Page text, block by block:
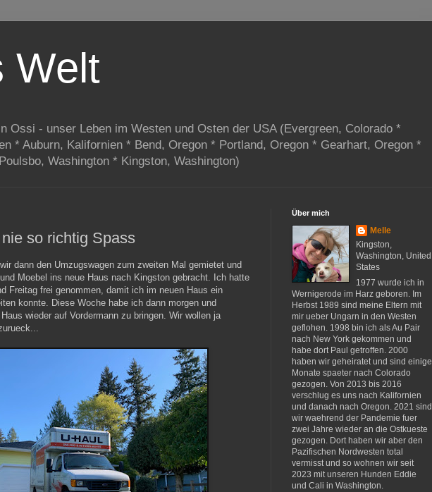
Welt
Ossi - unser Leben im Westen und Osten der USA (Evergreen, Colorado *
* Auburn, Kalifornien * Bend, Oregon * Portland, Oregon * Gearhart, Oregon *
Washington * Kingston, Washington)
so richtig Spass
dann den Umzugswagen zum zweiten Mal gemietet und
Moebel ins neue Haus nach Kingston gebracht. Ich hatte
Freitag frei genommen, damit ich im neuen Haus ein
konnte. Diese Woche habe ich dann morgen und
wieder auf Vordermann zu bringen. Wir wollen ja
Über mich
Melle
Kingston,
Washington, United
States
1977 wurde ich in
Wernigerode im Harz geboren. Im
Herbst 1989 sind meine Eltern mit
mir ueber Ungarn in den Westen
geflohen. 1998 bin ich als Au Pair
nach New York gekommen und
habe dort Paul getroffen. 2000
haben wir geheiratet und sind einige
Monate spaeter nach Colorado
gezogen. Von 2013 bis 2016
verschlug es uns nach Kalifornien
und danach nach Oregon. 2021 sind
wir waehrend der Pandemie fuer
zwei Jahre wieder an die Ostkueste
gezogen. Dort haben wir aber den
Pazifischen Nordwesten total
vermisst und so wohnen wir seit
2023 mit unseren Hunden Eddie
und Cali in Washington.